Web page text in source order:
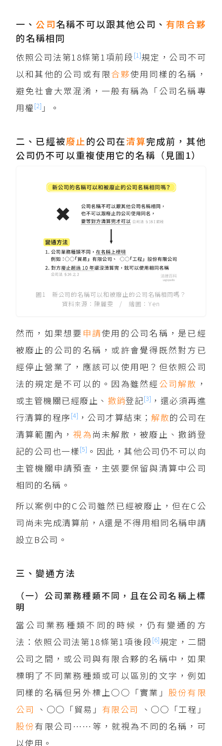
一、公司名稱不可以跟其他公司、 有限合夥
的名稱相同
依照公司法第18條第1項前段 [1]規定，公司不可
以和其他的公司或有限合夥使用同樣的名稱，
避免社會大眾混淆，一般有稱為「公司名稱專
用權[2] 」。
二、已經被廢止的公司在清算完成前，其他
公司仍不可以重複使用它的名稱（見圖1）
圖1 新公司的名稱可以和被廢止的公司名稱相同嗎？
資料來源：陳麗雯 / 繪圖：Yen
然而，如果想要 申請使用的公司名稱，是已經
被廢止的公司的名稱，或許會覺得既然對方已
經停止營業了，應該可以使用吧？但依照公司
法的規定是不可以的。因為雖然經 公司解散 ，
或主管機關已經廢止、 撤銷登記[3] ，還必須再進
行清算的程序[4] ，公司才算結束；解散的公司在
清算範圍內， 視為 尚未解散，被廢止、撤銷登
記的公司也一樣[5] 。因此，其他公司仍不可以向
主管機關申請預查，主張要保留與清算中公司
相同的名稱。
所以案例中的C公司雖然已經被廢止，但在C公
司尚未完成清算前，A還是不得用相同名稱申請
設立B公司。
三、變通方法
（一）公司業務種類不同，且在公司名稱上標
明
當公司業務種類不同的時候，仍有變通的方
法：依照公司法第18條第1項後段[6]規定，二間
公司之間，或公司與有限合夥的名稱中，如果
標明了不同業務種類或可以區別的文字，例如
同樣的名稱但另外標上○○「實業」 股份有限
公司 、○○「貿易」 有限公司
、○○「工程」
股份有限公司……等，就視為不同的名稱，可
以使用。